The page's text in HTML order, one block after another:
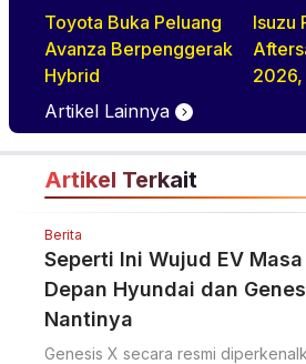
Toyota Buka Peluang
Avanza Berpenggerak
Hybrid
Isuzu
2026,
Artikel Lainnya
Artikel Terkait
Berita
Seperti Ini Wujud EV Masa
Depan Hyundai dan
Nantinya
Genesis X secara resmi